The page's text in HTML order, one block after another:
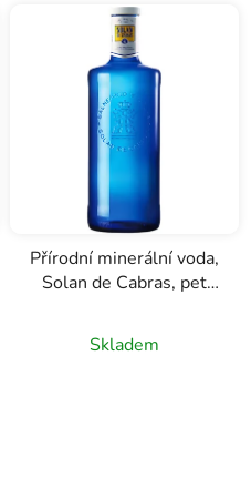
Přírodní minerální voda,
Solan de Cabras, pet
Skladem